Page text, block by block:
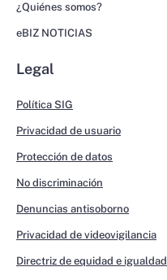
¿Quiénes somos?
eBIZ NOTICIAS
Legal
Política SIG
Privacidad de usuario
Protección de datos
No discriminación
Denuncias antisoborno
Privacidad de videovigilancia
Directriz de equidad e igualdad